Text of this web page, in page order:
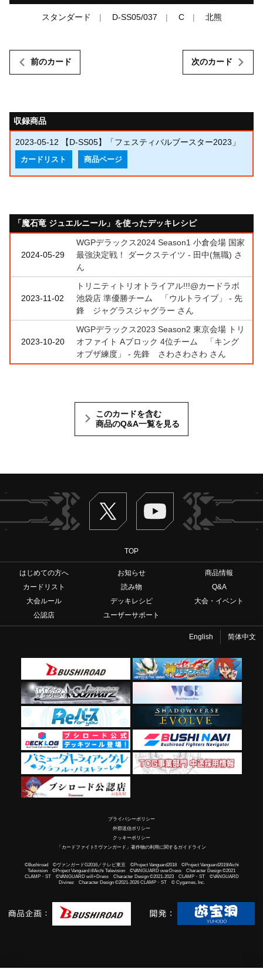
スタンダード D-SS05/037 C 北熊
前のカード 次のカード
収録商品
2023-05-12 【D-SS05】「フェスティバルブースター2023」
カードリスト 商品ページ
「魔石竜 ジュエルニール」を使ったデッキレシピ
2024-05-29
WGPデラックス2024 Season1 小倉会場 国家
最強決定戦！ ダークステイツ - 田中(無職) さ
ん
2023-11-02
トリニティトリオトライアル!!!@カードラボ
池袋店 準優勝チーム 「ウルトライブ」 - 先
鋒 ジャグラスジャグラー さん
2023-10-20
WGPデラックス2023 Season2 東京会場 トリ
オファイト Aブロック 4位チーム 「キング
オブザ練度」 - 先鋒 さわさわさわ さん
このカードを含む
商品のQ&A一覧を見る
Twitter ヴァンガードch
TOP
はじめての方へ お知らせ
商品情報
カードリスト
読み物
Q&A
大会ルール
デッキレシピ
大会・イベント
公認店
ユーザーサポート
English 简体中文
プライバシーポリシー
外部送信ポリシー
クッキーポリシー
「カードファイト!! ヴァンガード」著作物の利用に関するガイドライン
©Bushiroad ©ヴァンガードG2016／テレビ東京 ©Project Vanguard2018 ©Project Vanguard2019/Aichi
Television ©Project Vanguard if/Aichi Television ©VANGUARD overDress Character Design ©2021
CLAMP・ST ©VANGUARD will+Dress Character Design ©2021-2023 CLAMP・ST ©VANGUARD
Divinez Character Design ©2021-2026 CLAMP・ST © Cygames, Inc.